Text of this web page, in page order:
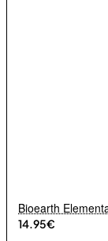
Bioearth
14.95€